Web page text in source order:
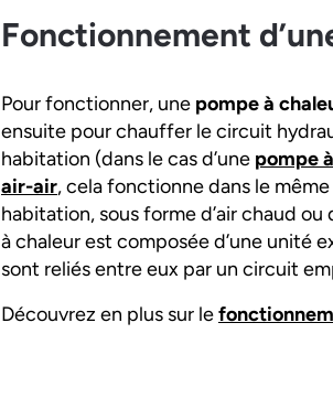
Fonctionnement
Pour fonctionner, une pompe à
ensuite pour chauffer le circuit
habitation (dans le cas d’une pompe
air-air, cela fonctionne dans le
habitation, sous forme d’air chaud
à chaleur est composée d’une unité
sont reliés entre eux par un circuit
Découvrez en plus sur le